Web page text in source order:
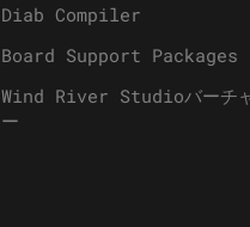
Diab Compiler
Board Support Packages
Wind River Studioバーチ
ー